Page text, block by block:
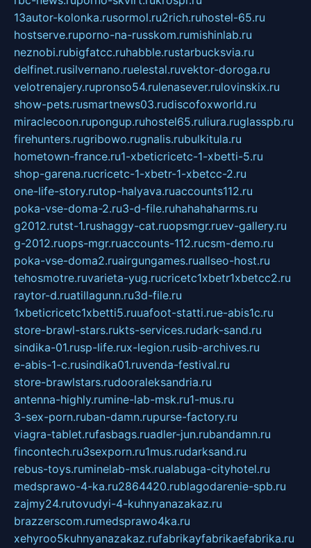
13autor-kolonka.rusormol.ru2rich.ruhostel-65.ru
hostserve.ruporno-na-russkom.rumishinlab.ru
neznobi.rubigfatcc.ruhabble.rustarbucksvia.ru
delfinet.rusilvernano.ruelestal.ruvektor-doroga.ru
velotrenajery.rupronso54.rulenasever.rulovinskix.ru
show-pets.rusmartnews03.rudiscofoxworld.ru
miraclecoon.rupongup.ruhostel65.ruliura.ruglasspb.ru
firehunters.rugribowo.rugnalis.rubulkitula.ru
hometown-france.ru1-xbeticricetc-1-xbetti-5.ru
shop-garena.rucricetc-1-xbetr-1-xbetcc-2.ru
one-life-story.rutop-halyava.ruaccounts112.ru
poka-vse-doma-2.ru3-d-file.ruhahahaharms.ru
g2012.rutst-1.rushaggy-cat.ruopsmgr.ruev-gallery.ru
g-2012.ruops-mgr.ruaccounts-112.rucsm-demo.ru
poka-vse-doma2.ruairgungames.ruallseo-host.ru
tehosmotre.ruvarieta-yug.rucricetc1xbetr1xbetcc2.ru
raytor-d.ruatillagunn.ru3d-file.ru
1xbeticricetc1xbetti5.ruuafoot-statti.rue-abis1c.ru
store-brawl-stars.rukts-services.rudark-sand.ru
sindika-01.rusp-life.rux-legion.rusib-archives.ru
e-abis-1-c.rusindika01.ruvenda-festival.ru
store-brawlstars.rudooraleksandria.ru
antenna-highly.rumine-lab-msk.ru1-mus.ru
3-sex-porn.ruban-damn.rupurse-factory.ru
viagra-tablet.rufasbags.ruadler-jun.rubandamn.ru
fincontech.ru3sexporn.ru1mus.rudarksand.ru
rebus-toys.ruminelab-msk.rualabuga-cityhotel.ru
medsprawo-4-ka.ru2864420.rublagodarenie-spb.ru
zajmy24.rutovudyi-4-kuhnyanazakaz.ru
brazzerscom.rumedsprawo4ka.ru
xehyroo5kuhnyanazakaz.rufabrikayfabrikaefabrika.ru